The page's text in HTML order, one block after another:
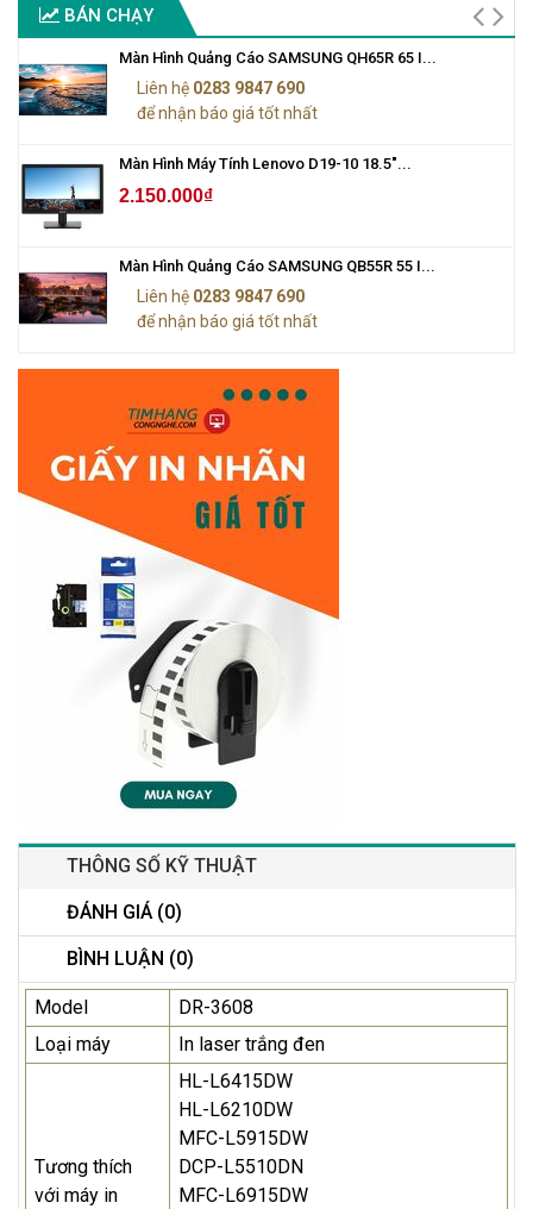
BÁN CHẠY
Màn Hình Quảng Cáo SAMSUNG QH65R 65 I...
Liên hệ 0283 9847 690
để nhận báo giá tốt nhất
Màn Hình Máy Tính Lenovo D19-10 18.5"...
2.150.000₫
Màn Hình Quảng Cáo SAMSUNG QB55R 55 I...
Liên hệ 0283 9847 690
để nhận báo giá tốt nhất
THÔNG SỐ KỸ THUẬT
ĐÁNH GIÁ (0)
BÌNH LUẬN (0)
Model
DR-3608
Loại máy
In laser trắng đen
Tương thích
với máy in
HL-L6415DW
HL-L6210DW
MFC-L5915DW
DCP-L5510DN
MFC-L6915DW